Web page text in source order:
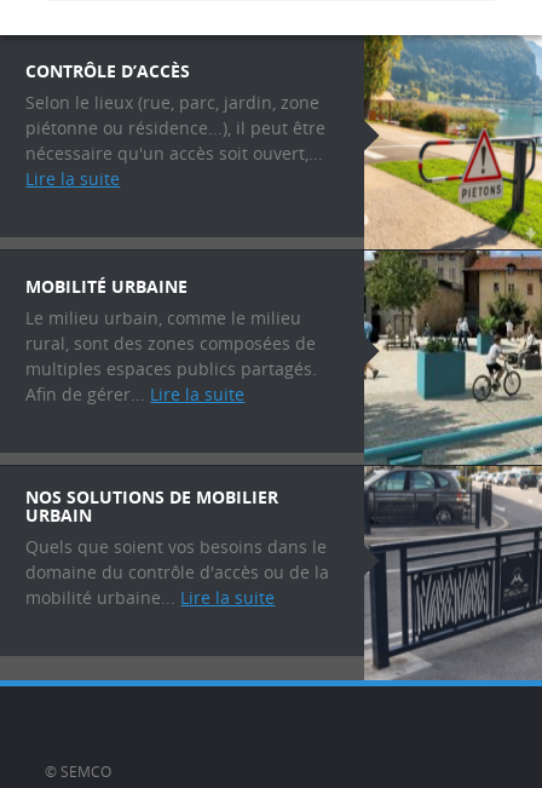
CONTRÔLE D’ACCÈS
Selon le lieux (rue, parc, jardin, zone
piétonne ou résidence...), il peut être
nécessaire qu'un accès soit ouvert,...
Lire la suite
MOBILITÉ URBAINE
Le milieu urbain, comme le milieu
rural, sont des zones composées de
multiples espaces publics partagés.
Afin de gérer... Lire la suite
NOS SOLUTIONS DE MOBILIER
URBAIN
Quels que soient vos besoins dans le
domaine du contrôle d'accès ou de la
mobilité urbaine... Lire la suite
© SEMCO